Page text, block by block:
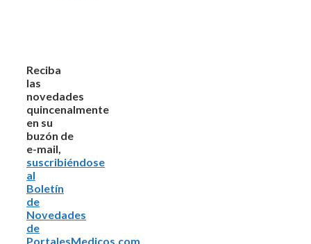
Reciba
las
novedades
quincenalmente
en su
buzón de
e-mail,
suscribiéndose
al
Boletín
de
Novedades
de
PortalesMedicos.com